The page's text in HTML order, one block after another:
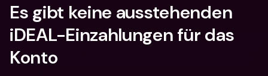
Es gibt keine ausstehenden
iDEAL-Einzahlungen für das
Konto